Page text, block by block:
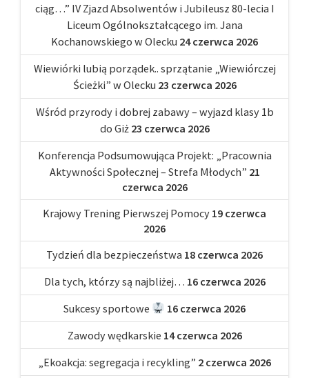
ciąg…” IV Zjazd Absolwentów i Jubileusz 80-lecia I
Liceum Ogólnokształcącego im. Jana
Kochanowskiego w Olecku 24 czerwca 2026
Wiewiórki lubią porządek.. sprzątanie „Wiewiórczej
Ścieżki” w Olecku 23 czerwca 2026
Wśród przyrody i dobrej zabawy – wyjazd klasy 1b
do Giż 23 czerwca 2026
Konferencja Podsumowująca Projekt: „Pracownia
Aktywności Społecznej – Strefa Młodych” 21
czerwca 2026
Krajowy Trening Pierwszej Pomocy 19 czerwca
2026
Tydzień dla bezpieczeństwa 18 czerwca 2026
Dla tych, którzy są najbliżej… 16 czerwca 2026
Sukcesy sportowe
16 czerwca 2026
Zawody wędkarskie 14 czerwca 2026
„Ekoakcja: segregacja i recykling” 2 czerwca 2026